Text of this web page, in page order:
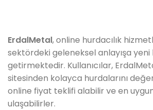
ErdalMetal, online hurdacılık
sektördeki geleneksel anlayışa yeni
getirmektedir. Kullanıcılar,
sitesinden kolayca hurdalarını
online fiyat teklifi alabilir ve en
ulaşabilirler.